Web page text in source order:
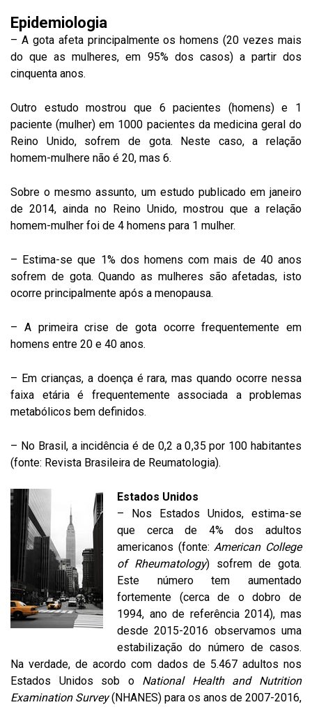
Epidemiologia
– A gota afeta principalmente os homens (20 vezes mais
do que as mulheres, em 95% dos casos) a partir dos
cinquenta anos.
Outro estudo mostrou que 6 pacientes (homens) e 1
paciente (mulher) em 1000 pacientes da medicina geral do
Reino Unido, sofrem de gota. Neste caso, a relação
homem-mulhere não é 20, mas 6.
Sobre o mesmo assunto, um estudo publicado em janeiro
de 2014, ainda no Reino Unido, mostrou que a relação
homem-mulher foi de 4 homens para 1 mulher.
– Estima-se que 1% dos homens com mais de 40 anos
sofrem de gota. Quando as mulheres são afetadas, isto
ocorre principalmente após a menopausa.
– A primeira crise de gota ocorre frequentemente em
homens entre 20 e 40 anos.
– Em crianças, a doença é rara, mas quando ocorre nessa
faixa etária é frequentemente associada a problemas
metabólicos bem definidos.
– No Brasil, a incidência é de 0,2 a 0,35 por 100 habitantes
(fonte: Revista Brasileira de Reumatologia).
Estados Unidos
– Nos Estados Unidos, estima-se
que cerca de 4% dos adultos
americanos (fonte:American College
of Rheumatology) sofrem de gota.
Este número tem aumentado
fortemente (cerca de o dobro de
1994, ano de referência 2014), mas
desde 2015-2016 observamos uma
estabilização do número de casos.
Na verdade, de acordo com dados de 5.467 adultos nos
Estados Unidos sob o National Health and Nutrition
Examination Survey(NHANES) para os anos de 2007-2016,